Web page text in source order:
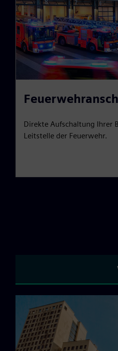
Direkte Aufschaltung Ihrer
Leitstelle der Feuerwehr.